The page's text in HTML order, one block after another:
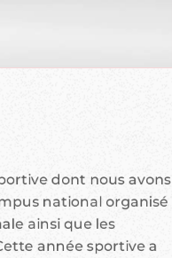
dont nous avons
national organisé
ainsi que les
année sportive a